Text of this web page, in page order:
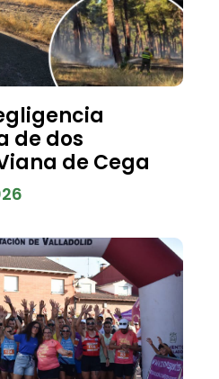
de dos
de Cega